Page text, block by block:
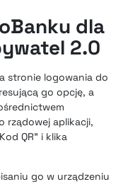
dla
2.0
stronie logowania do
go opcję, a
rządowej aplikacji,
QR” i klika
go w urządzeniu